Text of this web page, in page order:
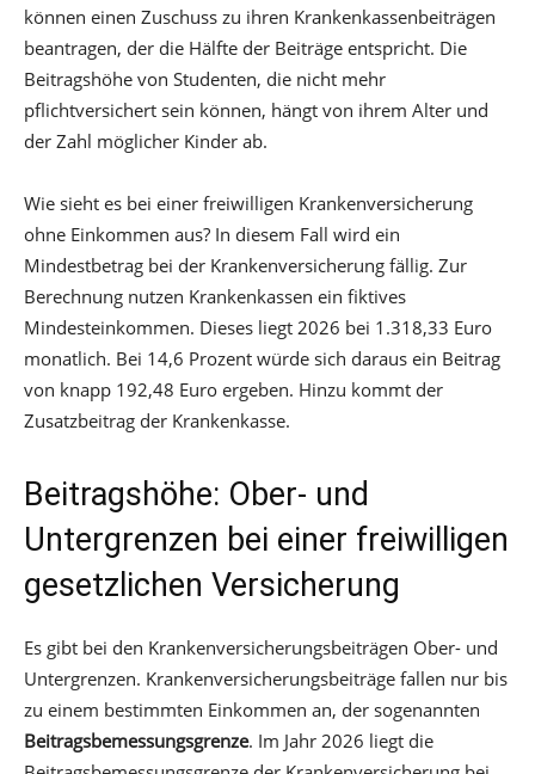
können einen Zuschuss zu ihren Krankenkassenbeiträgen
beantragen, der die Hälfte der Beiträge entspricht. Die
Beitragshöhe von Studenten, die nicht mehr
pflichtversichert sein können, hängt von ihrem Alter und
der Zahl möglicher Kinder ab.
Wie sieht es bei einer freiwilligen Krankenversicherung
ohne Einkommen aus? In diesem Fall wird ein
Mindestbetrag bei der Krankenversicherung fällig. Zur
Berechnung nutzen Krankenkassen ein fiktives
Mindesteinkommen. Dieses liegt 2026 bei 1.318,33 Euro
monatlich. Bei 14,6 Prozent würde sich daraus ein Beitrag
von knapp 192,48 Euro ergeben. Hinzu kommt der
Zusatzbeitrag der Krankenkasse.
Beitragshöhe: Ober- und
Untergrenzen bei einer freiwilligen
gesetzlichen Versicherung
Es gibt bei den Krankenversicherungsbeiträgen Ober- und
Untergrenzen. Krankenversicherungsbeiträge fallen nur bis
zu einem bestimmten Einkommen an, der sogenannten
Beitragsbemessungsgrenze. Im Jahr 2026 liegt die